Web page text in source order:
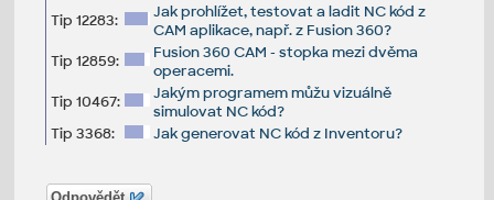
Tip 12283:
Jak prohlížet, testovat a ladit NC kód z
CAM aplikace, např. z Fusion 360?
Tip 12859:
Fusion 360 CAM - stopka mezi dvěma
operacemi.
Tip 10467:
Jakým programem můžu vizuálně
simulovat NC kód?
Tip 3368:
Jak generovat NC kód z Inventoru?